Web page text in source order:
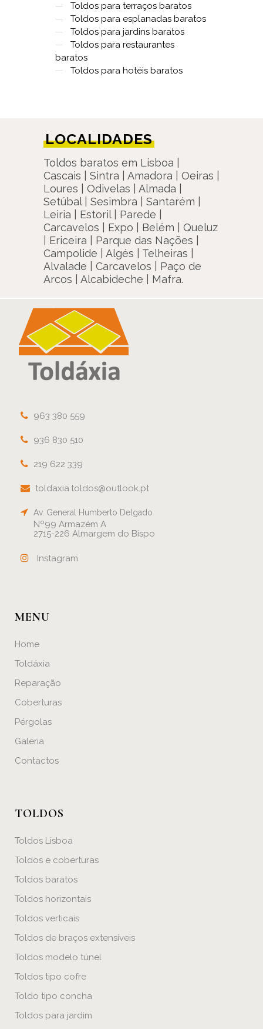
—
Toldos para terraços baratos
—
Toldos para esplanadas baratos
—
Toldos para jardins baratos
—
Toldos para restaurantes
baratos
—
Toldos para hotéis baratos
LOCALIDADES
Toldos baratos em Lisboa |
Cascais | Sintra | Amadora | Oeiras |
Loures | Odivelas | Almada |
Setúbal | Sesimbra | Santarém |
Leiria | Estoril | Parede |
Carcavelos | Expo | Belém | Queluz
| Ericeira | Parque das Nações |
Campolide | Algés | Telheiras |
Alvalade | Carcavelos | Paço de
Arcos | Alcabideche | Mafra.
963 380 559
936 830 510
219 622 339
toldaxia.toldos@outlook.pt
Av. General Humberto Delgado
Nº99 Armazém A
2715-226 Almargem do Bispo
Instagram
MENU
Home
Toldáxia
Reparação
Coberturas
Pérgolas
Galeria
Contactos
TOLDOS
Toldos Lisboa
Toldos e coberturas
Toldos baratos
Toldos horizontais
Toldos verticais
Toldos de braços extensíveis
Toldos modelo túnel
Toldos tipo cofre
Toldo tipo concha
Toldos para jardim